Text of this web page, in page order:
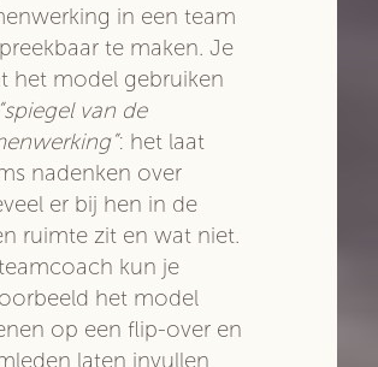
in een team
te maken. Je
het model gebruiken
“spiegel van de
: het laat
nadenken over
er bij hen in de
ruimte zit en wat niet.
kun je
het model
op een flip-over en
laten invullen